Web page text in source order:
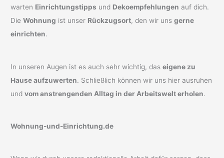
warten Einrichtungstipps und Dekoempfehlungen auf dich.
DieWohnung ist unser Rückzugsort, den wir unsgerne
einrichten.
In unseren Augen ist es auch sehr wichtig, daseigene zu
Hause aufzuwerten. Schließlich können wir uns hier ausruhen
undvom anstrengenden Alltag in der Arbeitswelt erholen.
Wohnung-und-Einrichtung.de